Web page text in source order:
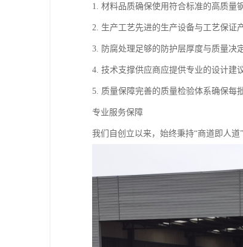
1. 材料品质确保使用符合标准的高质量
2. 生产工艺先进的生产设备与工艺保证
3. 防腐处理足够的防护层厚度与质量决
4. 技术支撑供应商应提供专业的设计建
5. 质量保障完善的质量检验体系确保每
专业服务保障
我们自创立以来，始终秉持“商道即人